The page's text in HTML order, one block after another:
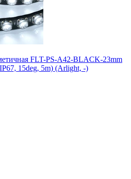
FLT-PS-A42-BLACK-23mm
15deg, 5m) (Arlight, -)